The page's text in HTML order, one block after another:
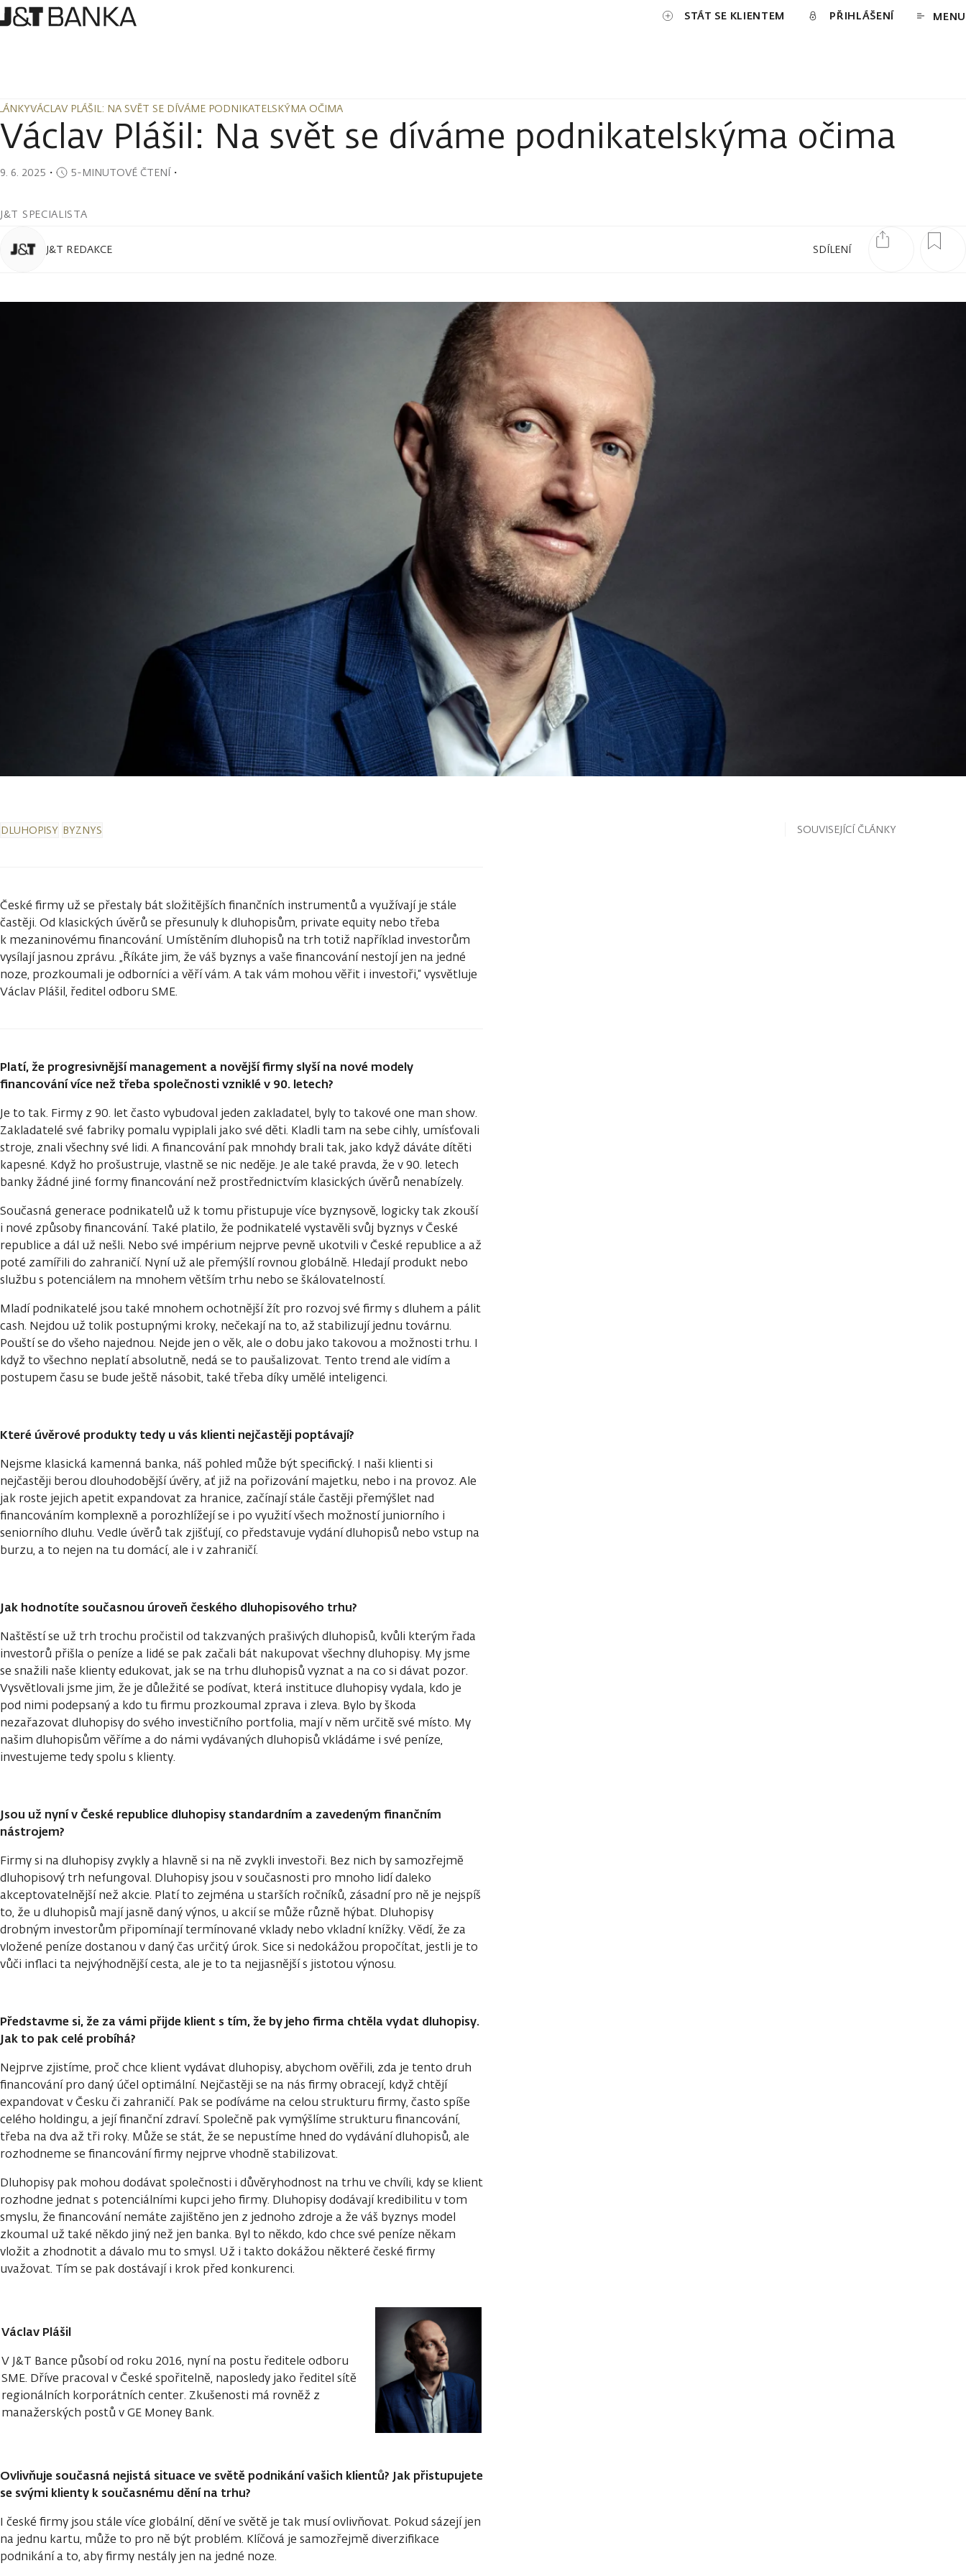
STÁT SE KLIENTEM PŘIHLÁŠENÍ MENU
VÁCLAV PLÁŠIL: NA SVĚT SE DÍVÁME PODNIKATELSKÝMA OČIMA
VÁCLAV PLÁŠIL: NA SVĚT SE DÍVÁME PODNIKATELSKÝMA OČIMA
Václav Plášil: Na svět se díváme podnikatelskýma očima
9. 6. 2025 ・ 5-MINUTOVÉ ČTENÍ・
J&T SPECIALISTA
SDÍLENÍ
J&T REDAKCE
DLUHOPISY BYZNYS
České firmy už se přestaly bát složitějších finančních instrumentů a využívají je stále
častěji. Od klasických úvěrů se přesunuly k dluhopisům, private equity nebo třeba
k mezaninovému financování. Umístěním dluhopisů na trh totiž například investorům
vysílají jasnou zprávu. „Říkáte jim, že váš byznys a vaše financování nestojí jen na jedné
noze, prozkoumali je odborníci a věří vám. A tak vám mohou věřit i investoři,“ vysvětluje
Václav Plášil, ředitel odboru SME.
Platí, že progresivnější management a novější firmy slyší na nové modely
financování více než třeba společnosti vzniklé v 90. letech?
Je to tak. Firmy z 90. let často vybudoval jeden zakladatel, byly to takové one man show.
Zakladatelé své fabriky pomalu vypiplali jako své děti. Kladli tam na sebe cihly, umísťovali
stroje, znali všechny své lidi. A financování pak mnohdy brali tak, jako když dáváte dítěti
kapesné. Když ho prošustruje, vlastně se nic neděje. Je ale také pravda, že v 90. letech
banky žádné jiné formy financování než prostřednictvím klasických úvěrů nenabízely.
Současná generace podnikatelů už k tomu přistupuje více byznysově, logicky tak zkouší
i nové způsoby financování. Také platilo, že podnikatelé vystavěli svůj byznys v České
republice a dál už nešli. Nebo své impérium nejprve pevně ukotvili v České republice a až
poté zamířili do zahraničí. Nyní už ale přemýšlí rovnou globálně. Hledají produkt nebo
službu s potenciálem na mnohem větším trhu nebo se škálovatelností.
Mladí podnikatelé jsou také mnohem ochotnější žít pro rozvoj své firmy s dluhem a pálit
cash. Nejdou už tolik postupnými kroky, nečekají na to, až stabilizují jednu továrnu.
Pouští se do všeho najednou. Nejde jen o věk, ale o dobu jako takovou a možnosti trhu. I
když to všechno neplatí absolutně, nedá se to paušalizovat. Tento trend ale vidím a
postupem času se bude ještě násobit, také třeba díky umělé inteligenci.
Které úvěrové produkty tedy u vás klienti nejčastěji poptávají?
Nejsme klasická kamenná banka, náš pohled může být specifický. I naši klienti si
nejčastěji berou dlouhodobější úvěry, ať již na pořizování majetku, nebo i na provoz. Ale
jak roste jejich apetit expandovat za hranice, začínají stále častěji přemýšlet nad
financováním komplexně a porozhlížejí se i po využití všech možností juniorního i
seniorního dluhu. Vedle úvěrů tak zjišťují, co představuje vydání dluhopisů nebo vstup na
burzu, a to nejen na tu domácí, ale i v zahraničí.
Jak hodnotíte současnou úroveň českého dluhopisového trhu?
Naštěstí se už trh trochu pročistil od takzvaných prašivých dluhopisů, kvůli kterým řada
investorů přišla o peníze a lidé se pak začali bát nakupovat všechny dluhopisy. My jsme
se snažili naše klienty edukovat, jak se na trhu dluhopisů vyznat a na co si dávat pozor.
Vysvětlovali jsme jim, že je důležité se podívat, která instituce dluhopisy vydala, kdo je
pod nimi podepsaný a kdo tu firmu prozkoumal zprava i zleva. Bylo by škoda
nezařazovat dluhopisy do svého investičního portfolia, mají v něm určitě své místo. My
našim dluhopisům věříme a do námi vydávaných dluhopisů vkládáme i své peníze,
investujeme tedy spolu s klienty.
Jsou už nyní v České republice dluhopisy standardním a zavedeným finančním
nástrojem?
Firmy si na dluhopisy zvykly a hlavně si na ně zvykli investoři. Bez nich by samozřejmě
dluhopisový trh nefungoval. Dluhopisy jsou v současnosti pro mnoho lidí daleko
akceptovatelnější než akcie. Platí to zejména u starších ročníků, zásadní pro ně je nejspíš
to, že u dluhopisů mají jasně daný výnos, u akcií se může různě hýbat. Dluhopisy
drobným investorům připomínají termínované vklady nebo vkladní knížky. Vědí, že za
vložené peníze dostanou v daný čas určitý úrok. Sice si nedokážou propočítat, jestli je to
vůči inflaci ta nejvýhodnější cesta, ale je to ta nejjasnější s jistotou výnosu.
Představme si, že za vámi přijde klient s tím, že by jeho firma chtěla vydat dluhopisy.
Jak to pak celé probíhá?
Nejprve zjistíme, proč chce klient vydávat dluhopisy, abychom ověřili, zda je tento druh
financování pro daný účel optimální. Nejčastěji se na nás firmy obracejí, když chtějí
expandovat v Česku či zahraničí. Pak se podíváme na celou strukturu firmy, často spíše
celého holdingu, a její finanční zdraví. Společně pak vymýšlíme strukturu financování,
třeba na dva až tři roky. Může se stát, že se nepustíme hned do vydávání dluhopisů, ale
rozhodneme se financování firmy nejprve vhodně stabilizovat.
Dluhopisy pak mohou dodávat společnosti i důvěryhodnost na trhu ve chvíli, kdy se klient
rozhodne jednat s potenciálními kupci jeho firmy. Dluhopisy dodávají kredibilitu v tom
smyslu, že financování nemáte zajištěno jen z jednoho zdroje a že váš byznys model
zkoumal už také někdo jiný než jen banka. Byl to někdo, kdo chce své peníze někam
vložit a zhodnotit a dávalo mu to smysl. Už i takto dokážou některé české firmy
uvažovat. Tím se pak dostávají i krok před konkurenci.
Václav Plášil
V J&T Bance působí od roku 2016, nyní na postu ředitele odboru
SME. Dříve pracoval v České spořitelně, naposledy jako ředitel sítě
regionálních korporátních center. Zkušenosti má rovněž z
manažerských postů v GE Money Bank.
Ovlivňuje současná nejistá situace ve světě podnikání vašich klientů? Jak přistupujete
se svými klienty k současnému dění na trhu?
I české firmy jsou stále více globální, dění ve světě je tak musí ovlivňovat. Pokud sázejí jen
na jednu kartu, může to pro ně být problém. Klíčová je samozřejmě diverzifikace
podnikání a to, aby firmy nestály jen na jedné noze.
SOUVISEJÍCÍ ČLÁNKY